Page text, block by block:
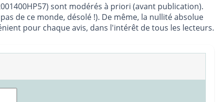
sont modérés à priori (avant publication).
de ce monde, désolé !). De même, la nullité absolue
pour chaque avis, dans l'intérêt de tous les lecteurs.